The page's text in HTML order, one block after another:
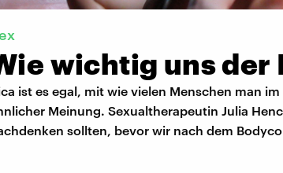
wichtig uns der
ist es egal, mit wie vielen Menschen man
Meinung. Sexualtherapeutin Julia
sollten, bevor wir nach dem